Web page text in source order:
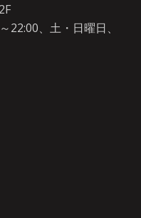
22:00、土・日曜日、